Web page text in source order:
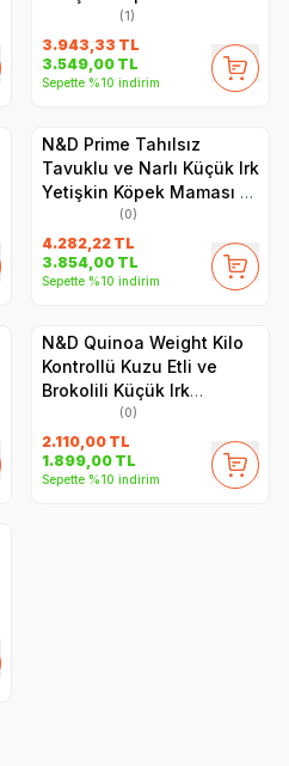
(1)
3.943,33 TL
3.549,00 TL
Sepette %10 indirim
N&D Prime Tahılsız
Tavuklu ve Narlı Küçük Irk
Yetişkin Köpek Maması 7
(0)
4.282,22 TL
3.854,00 TL
Sepette %10 indirim
N&D Quinoa Weight Kilo
Kontrollü Kuzu Etli ve
Brokolili Küçük Irk
Yetişkin Köpek Maması
2.5 kg
(0)
2.110,00 TL
1.899,00 TL
Sepette %10 indirim